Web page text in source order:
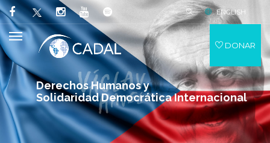
Derechos Humanos y
Solidaridad Democrática Internacional
ENGLISH
DONAR